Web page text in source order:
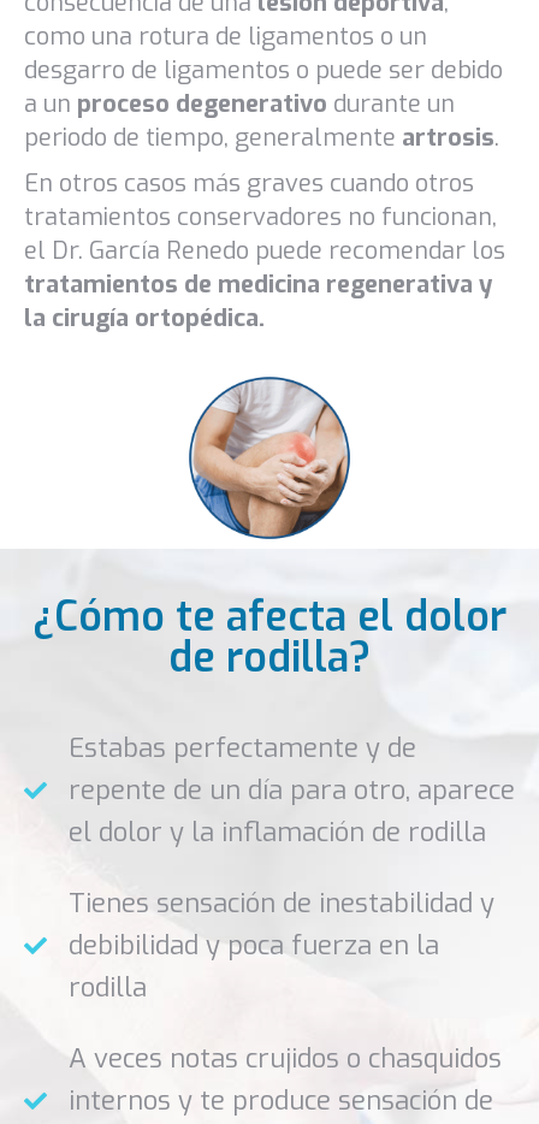
como una rotura de ligamentos o un
desgarro de ligamentos o puede ser debido
a un proceso degenerativo durante un
periodo de tiempo, generalmente artrosis.
En otros casos más graves cuando otros
tratamientos conservadores no funcionan,
el Dr. García Renedo puede recomendar los
tratamientos de medicina regenerativa y
la cirugía ortopédica.
¿Cómo te afecta el dolor
de rodilla?
Estabas perfectamente y de
repente de un día para otro, aparece
el dolor y la inflamación de rodilla
Tienes sensación de inestabilidad y
debibilidad y poca fuerza en la
rodilla
A veces notas crujidos o chasquidos
internos y te produce sensación de